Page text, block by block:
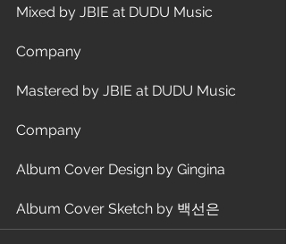
Mixed by JBIE at DUDU Music
Company
Mastered by JBIE at DUDU Music
Company
Album Cover Design by Gingina
Album Cover Sketch by 백선은